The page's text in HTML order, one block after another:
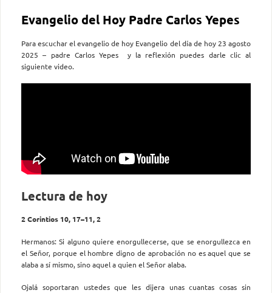
Evangelio del Hoy Padre Carlos Yepes
Para escuchar el evangelio de hoy Evangelio del día de hoy 23 agosto
2025 – padre Carlos Yepes y la reflexión puedes darle clic al
siguiente video.
Lectura de hoy
2 Corintios 10, 17–11, 2
Hermanos: Si alguno quiere enorgullecerse, que se enorgullezca en
el Señor, porque el hombre digno de aprobación no es aquel que se
alaba a sí mismo, sino aquel a quien el Señor alaba.
Ojalá soportaran ustedes que les dijera unas cuantas cosas sin